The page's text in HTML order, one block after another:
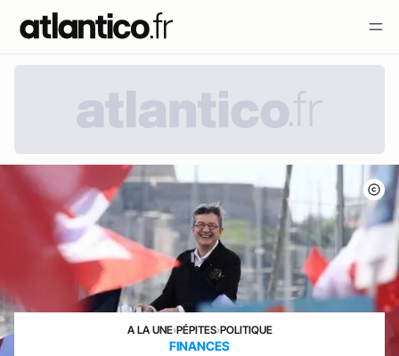
A LA UNE›PÉPITES›POLITIQUE
FINANCES